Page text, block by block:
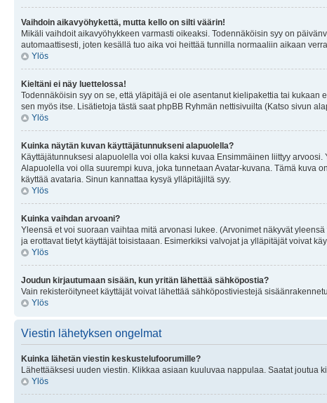
Vaihdoin aikavyöhykettä, mutta kello on silti väärin!
Mikäli vaihdoit aikavyöhykkeen varmasti oikeaksi. Todennäköisin syy on
automaattisesti, joten kesällä tuo aika voi heittää tunnilla normaaliin aikaan
Ylös
Kieltäni ei näy luettelossa!
Todennäköisin syy on se, että yläpitäjä ei ole asentanut kielipakettia tai
sen myös itse. Lisätietoja tästä saat phpBB Ryhmän nettisivuilta (Katso sivun
Ylös
Kuinka näytän kuvan käyttäjätunnukseni alapuolella?
Käyttäjätunnuksesi alapuolella voi olla kaksi kuvaa Ensimmäinen liittyy
Alapuolella voi olla suurempi kuva, joka tunnetaan Avatar-kuvana. Tämä kuva
käyttää avataria. Sinun kannattaa kysyä ylläpitäjiltä syy.
Ylös
Kuinka vaihdan arvoani?
Yleensä et voi suoraan vaihtaa mitä arvonasi lukee. (Arvonimet näkyvät
ja erottavat tietyt käyttäjät toisistaaan. Esimerkiksi valvojat ja ylläpitäjät voivat
Ylös
Joudun kirjautumaan sisään, kun yritän lähettää sähköpostia?
Vain rekisteröityneet käyttäjät voivat lähettää sähköpostiviestejä
Ylös
Viestin lähetyksen ongelmat
Kuinka lähetän viestin keskustelufoorumille?
Lähettääksesi uuden viestin. Klikkaa asiaan kuuluvaa nappulaa. Saatat
Ylös